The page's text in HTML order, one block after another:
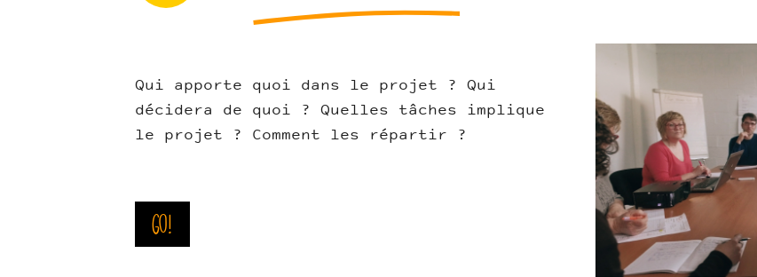
Qui apporte quoi dans le projet ? Qui
décidera de quoi ? Quelles tâches implique
le projet ? Comment les répartir ?
Go!
HSA.jpg